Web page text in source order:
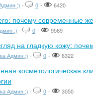
;) - 0 - 6420
почему современные
;) - 0 - 9569
на гладкую кожу:
Админ ;) - 0 - 6322
косметологическая
Админ ;) - 0 - 3050